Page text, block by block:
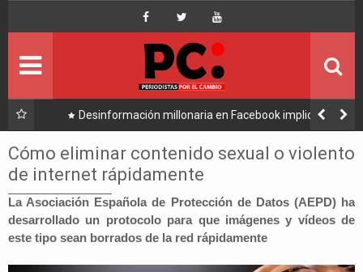
en Facebook implica a
a Tuto y Samuel
Caso consorcio: Abogado
su denuncia contra
Cómo eliminar contenido sexual o violento
de internet rápidamente
La Asociación Española de Protección de Datos (AEPD) ha
desarrollado un protocolo para que imágenes y vídeos de
este tipo sean borrados de la red rápidamente
Portada
Ultimo
Economía
Mundo
Nacional